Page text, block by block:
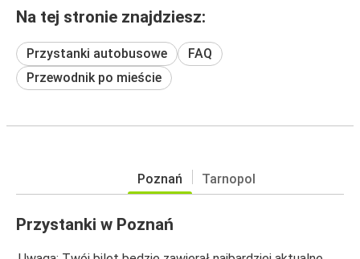
Na tej stronie znajdziesz:
Przystanki autobusowe
FAQ
Przewodnik po mieście
Poznań Tarnopol
Przystanki w Poznań